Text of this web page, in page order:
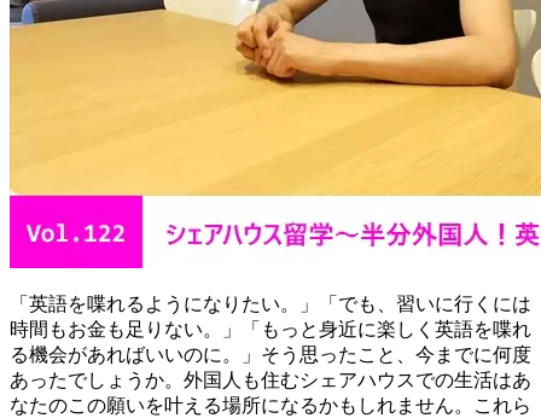
「英語を喋れるようになりたい。」「でも、習いに行くには
時間もお金も足りない。」「もっと身近に楽しく英語を喋れ
る機会があればいいのに。」そう思ったこと、今までに何度
あったでしょうか。外国人も住むシェアハウスでの生活はあ
なたのこの願いを叶える場所になるかもしれません。これら